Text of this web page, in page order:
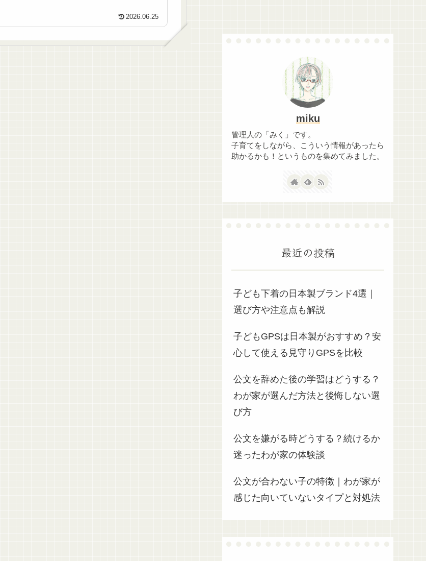
2026.06.25
miku
管理人の「みく」です。
子育てをしながら、こういう情報があったら
助かるかも！というものを集めてみました。
最近の投稿
子ども下着の日本製ブランド4選｜
選び方や注意点も解説
子どもGPSは日本製がおすすめ？安
心して使える見守りGPSを比較
公文を辞めた後の学習はどうする？
わが家が選んだ方法と後悔しない選
び方
公文を嫌がる時どうする？続けるか
迷ったわが家の体験談
公文が合わない子の特徴｜わが家が
感じた向いていないタイプと対処法